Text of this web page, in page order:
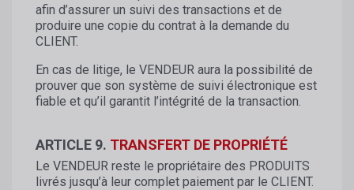
afin d’assurer un suivi des transactions et de
produire une copie du contrat à la demande du
CLIENT.
En cas de litige, le VENDEUR aura la possibilité de
prouver que son système de suivi électronique est
fiable et qu’il garantit l’intégrité de la transaction.
ARTICLE 9. TRANSFERT DE PROPRIÉTÉ
Le VENDEUR reste le propriétaire des PRODUITS
livrés jusqu’à leur complet paiement par le CLIENT.